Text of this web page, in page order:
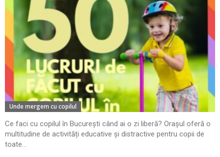
Unde mergem cu copilul
Ce faci cu copilul în București când ai o zi liberă? Orașul oferă o
multitudine de activități educative și distractive pentru copii de
toate...